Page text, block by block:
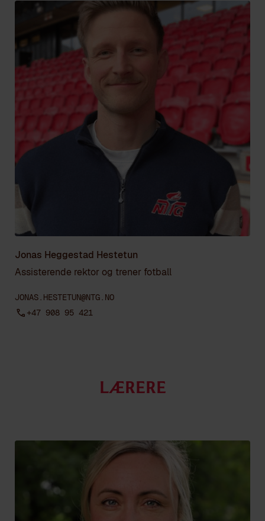
Jonas Heggestad Hestetun
Assisterende rektor og trener fotball
JONAS.HESTETUN@NTG.NO
+47 908 95 421
Lærere